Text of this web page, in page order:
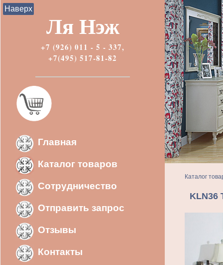
Ля Нэж
+7 (926) 011 - 5 - 337,
+7(495) 517-81-82
Главная
Каталог товаров
Сотрудничество
Отправить запрос
Отзывы
Контакты
Каталог
KLN36
Наверх